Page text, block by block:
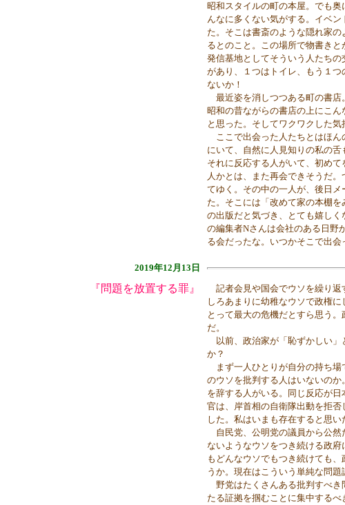
昭和スタイルの町の本屋。でも
んなに多くない気がする。イベ
た。そこは書斎のような隠れ家
るとのこと。この場所で物書き
発信基地としてそういう人たち
があり、１つはトイレ、もう１
ないか！
最近姿を消しつつある町の書店
昭和の昔ながらの書店の上にこ
と思った。そしてワクワクした気
ここで出会った人たちとはほん
にいて、自然に人見知りの私の舌
それに反応する人がいて、初め
人かとは、また再会できそうだ
てゆく。その中の一人が、後日
た。そこには「改めて家の本棚
の出版だと気づき、とても嬉しく
の編集者Nさんは会社のある日野
る会だったな。いつかそこで出
2019年12月13日
『問題を放置する罪』
記者会見や国会でウソを繰り返
しろあまりに幼稚なウソで政権
とって最大の危機だとすら思う
だ。
以前、政治家が「恥ずかしい」
か？
まず一人ひとりが自分の持ち場
のウソを批判する人はいないの
を辞する人がいる。同じ反応が
官は、岸首相の自衛隊出動を拒
した。私はいまも存在すると思い
自民党、公明党の議員から公然
ないようなウソをつき続ける政
もどんなウソでもつき続けても
うか。現在はこういう単純な問題
野党はたくさんある批判すべき
たる証拠を掴むことに集中するべ